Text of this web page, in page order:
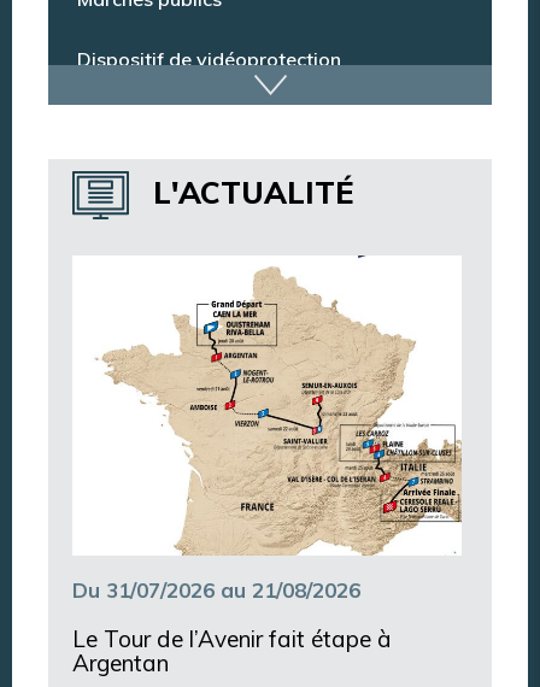
Dispositif de vidéoprotection
Annuaire des services
Annuaire des associations
Argentan Aujourd’hui
L'ACTUALITÉ
Du 31/07/2026 au 21/08/2026
Le Tour de l’Avenir fait étape à
Argentan